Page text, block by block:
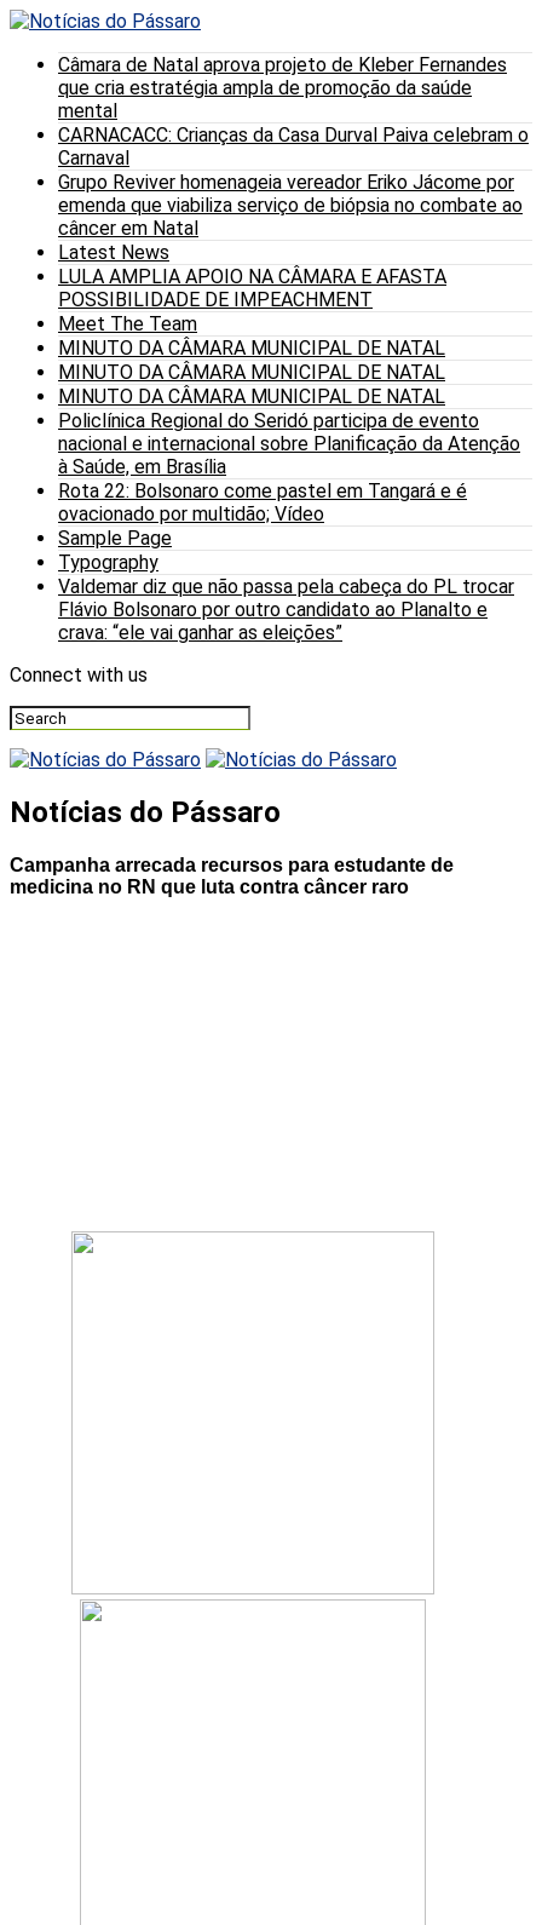
Câmara de Natal aprova projeto de Kleber Fernandes
que cria estratégia ampla de promoção da saúde
mental
CARNACACC: Crianças da Casa Durval Paiva celebram o
Carnaval
Grupo Reviver homenageia vereador Eriko Jácome por
emenda que viabiliza serviço de biópsia no combate ao
câncer em Natal
Latest News
LULA AMPLIA APOIO NA CÂMARA E AFASTA
POSSIBILIDADE DE IMPEACHMENT
Meet The Team
MINUTO DA CÂMARA MUNICIPAL DE NATAL
MINUTO DA CÂMARA MUNICIPAL DE NATAL
MINUTO DA CÂMARA MUNICIPAL DE NATAL
Policlínica Regional do Seridó participa de evento
nacional e internacional sobre Planificação da Atenção
à Saúde, em Brasília
Rota 22: Bolsonaro come pastel em Tangará e é
ovacionado por multidão; Vídeo
Sample Page
Typography
Valdemar diz que não passa pela cabeça do PL trocar
Flávio Bolsonaro por outro candidato ao Planalto e
crava: “ele vai ganhar as eleições”
Connect with us
Notícias do Pássaro
Campanha arrecada recursos para estudante de
medicina no RN que luta contra câncer raro